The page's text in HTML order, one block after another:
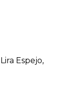
Espejo,